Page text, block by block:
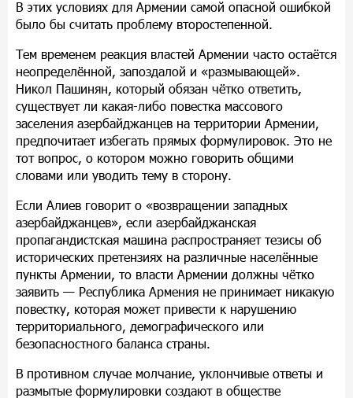
В этих условиях для Армении самой опасной ошибкой
было бы считать проблему второстепенной.
Тем временем реакция властей Армении часто остаётся
неопределённой, запоздалой и «размывающей».
Никол Пашинян, который обязан чётко ответить,
существует ли какая-либо повестка массового
заселения азербайджанцев на территории Армении,
предпочитает избегать прямых формулировок. Это не
тот вопрос, о котором можно говорить общими
словами или уводить тему в сторону.
Если Алиев говорит о «возвращении западных
азербайджанцев», если азербайджанская
пропагандистская машина распространяет тезисы об
исторических претензиях на различные населённые
пункты Армении, то власти Армении должны чётко
заявить — Республика Армения не принимает никакую
повестку, которая может привести к нарушению
территориального, демографического или
безопасностного баланса страны.
В противном случае молчание, уклончивые ответы и
размытые формулировки создают в обществе